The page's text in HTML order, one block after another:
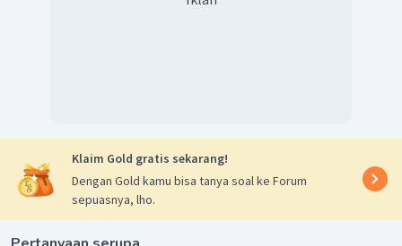
Klaim Gold gratis sekarang!
Dengan Gold kamu bisa tanya soal ke Forum
sepuasnya, lho.